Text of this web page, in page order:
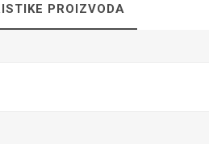
PROIZVODA